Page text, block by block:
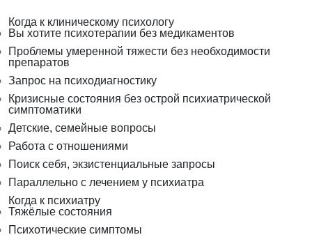
Когда к клиническому психологу
Вы хотите психотерапии без медикаментов
Проблемы умеренной тяжести без необходимости
препаратов
Запрос на психодиагностику
Кризисные состояния без острой психиатрической
симптоматики
Детские, семейные вопросы
Работа с отношениями
Поиск себя, экзистенциальные запросы
Параллельно с лечением у психиатра
Когда к психиатру
Тяжёлые состояния
Психотические симптомы